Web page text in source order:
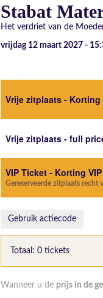
Stabat
Het verdriet van de
vrijdag 12 maart 2027 -
Vrije zitplaats - Korting
Vrije zitplaats - full
VIP Ticket - Korting VIP
Gereserveerde zitplaats recht
Gebruik actiecode
Totaal: 0 tickets
Wanneer u de prijs in de